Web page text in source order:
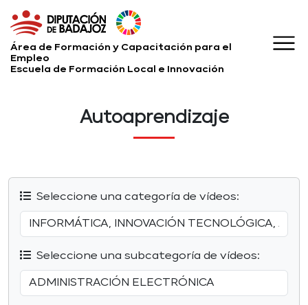
Área de Formación y Capacitación para el
Empleo
Escuela de Formación Local e Innovación
Autoaprendizaje
Seleccione una categoría de vídeos:
Seleccione una subcategoría de vídeos: